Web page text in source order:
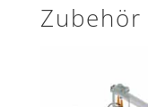
Zubehör